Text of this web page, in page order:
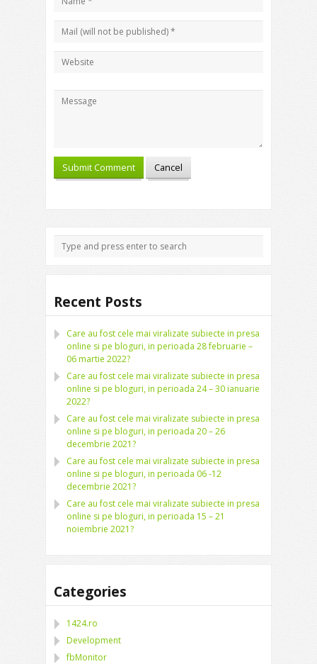
Recent Posts
Care au fost cele mai viralizate subiecte in presa
online si pe bloguri, in perioada 28 februarie –
06 martie 2022?
Care au fost cele mai viralizate subiecte in presa
online si pe bloguri, in perioada 24 – 30 ianuarie
2022?
Care au fost cele mai viralizate subiecte in presa
online si pe bloguri, in perioada 20 – 26
decembrie 2021?
Care au fost cele mai viralizate subiecte in presa
online si pe bloguri, in perioada 06 -12
decembrie 2021?
Care au fost cele mai viralizate subiecte in presa
online si pe bloguri, in perioada 15 – 21
noiembrie 2021?
Categories
1424.ro
Development
fbMonitor